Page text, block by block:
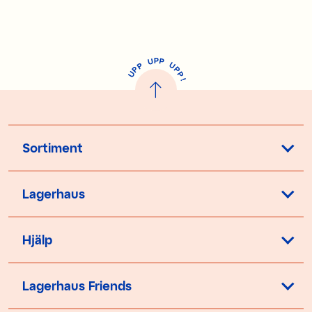
U
P
P UPP UP
P
!
Sortiment
Lagerhaus
Hjälp
Lagerhaus Friends